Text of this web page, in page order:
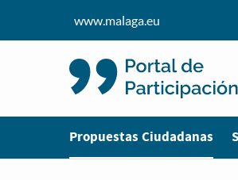
www.malaga.eu
Propuestas Ciudadanas